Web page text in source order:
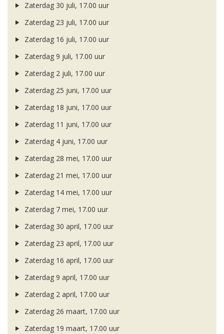
Zaterdag 30 juli, 17.00 uur
Zaterdag 23 juli, 17.00 uur
Zaterdag 16 juli, 17.00 uur
Zaterdag 9 juli, 17.00 uur
Zaterdag 2 juli, 17.00 uur
Zaterdag 25 juni, 17.00 uur
Zaterdag 18 juni, 17.00 uur
Zaterdag 11 juni, 17.00 uur
Zaterdag 4 juni, 17.00 uur
Zaterdag 28 mei, 17.00 uur
Zaterdag 21 mei, 17.00 uur
Zaterdag 14 mei, 17.00 uur
Zaterdag 7 mei, 17.00 uur
Zaterdag 30 april, 17.00 uur
Zaterdag 23 april, 17.00 uur
Zaterdag 16 april, 17.00 uur
Zaterdag 9 april, 17.00 uur
Zaterdag 2 april, 17.00 uur
Zaterdag 26 maart, 17.00 uur
Zaterdag 19 maart, 17.00 uur